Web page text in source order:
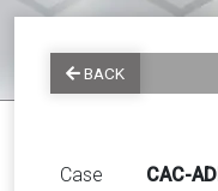
BACK
Case
CAC-